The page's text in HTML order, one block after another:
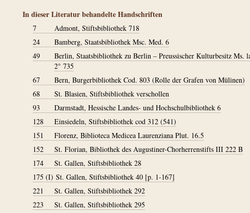
In dieser Literatur behandelte Handschriften
7
Admont, Stiftsbibliothek 718
24
Bamberg, Staatsbibliothek Msc. Med. 6
49
Berlin, Staatsbibliothek zu Berlin – Preussischer Kulturbesitz Ms.
2° 735
67
Bern, Burgerbibliothek Cod. 803 (Rolle der Grafen von Mülinen)
68
St. Blasien, Stiftsbibliothek verschollen
93
Darmstadt, Hessische Landes- und Hochschulbibliothek 6
128
Einsiedeln, Stiftsbibliothek cod 312 (541)
151
Florenz, Biblioteca Medicea Laurenziana Plut. 16.5
152
St. Florian, Bibliothek des Augustiner-Chorherrenstifts III 222 B
174
St. Gallen, Stiftsbibliothek 28
175 (I) St. Gallen, Stiftsbibliothek 40 [p. 1-167]
221
St. Gallen, Stiftsbibliothek 292
223
St. Gallen, Stiftsbibliothek 295